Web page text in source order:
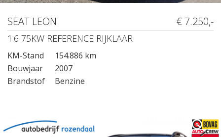
SEAT LEON € 7.250,-
1.6 75KW REFERENCE RIJKLAAR
KM-Stand
154.886 km
Bouwjaar
2007
Brandstof
Benzine